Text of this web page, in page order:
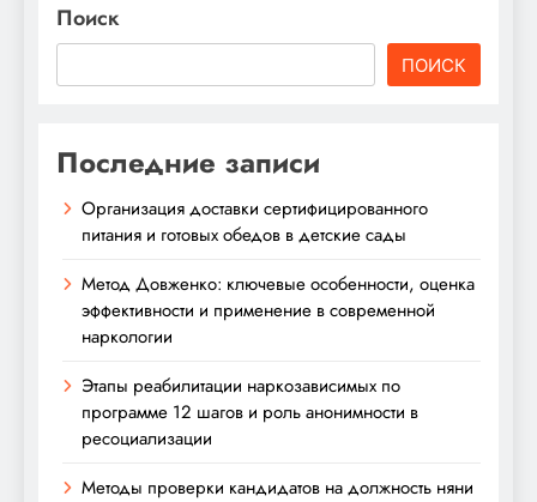
Поиск
ПОИСК
Последние записи
Организация доставки сертифицированного
питания и готовых обедов в детские сады
Метод Довженко: ключевые особенности, оценка
эффективности и применение в современной
наркологии
Этапы реабилитации наркозависимых по
программе 12 шагов и роль анонимности в
ресоциализации
Методы проверки кандидатов на должность няни